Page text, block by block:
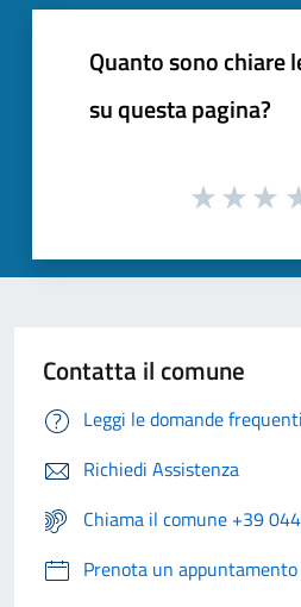
Quanto sono chiare
su questa pagina?
Contatta il comune
Leggi le domande frequenti
Richiedi Assistenza
Chiama il comune +39
Prenota un appuntamento